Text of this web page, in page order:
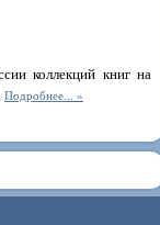
коллекций книг на
Подробнее...